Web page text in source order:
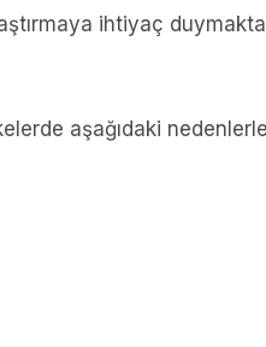
ihtiyaç
aşağıdaki